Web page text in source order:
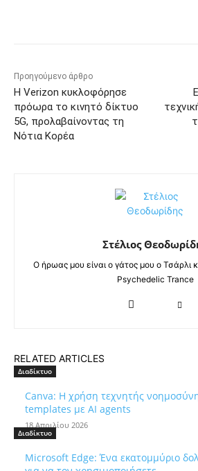
Προηγούμενο άρθρο
Η Verizon κυκλοφόρησε
πρόωρα το κινητό δίκτυο
5G, προλαβαίνοντας τη
Νότια Κορέα
Στέλιος
Ο ήρωας μου είναι ο γάτος μου ο Τσάρλι
Psychedelic Trance
RELATED ARTICLES
Διαδίκτυο
Canva: Η χρήση τεχνητής
templates με AI agents
18 Απριλίου 2026
Διαδίκτυο
Microsoft Edge: Ένα εκατομμύριο